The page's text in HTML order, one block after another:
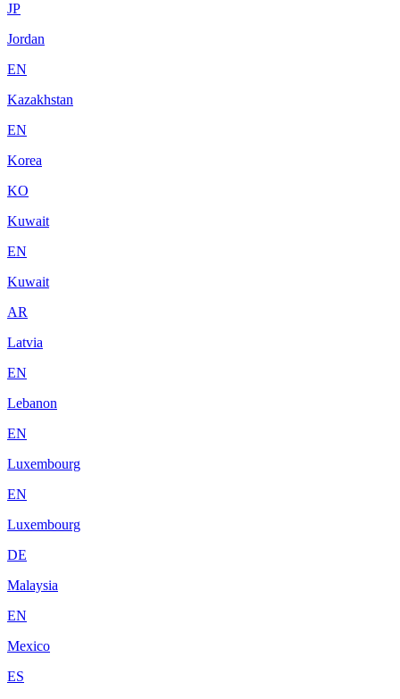
JP
Jordan
EN
Kazakhstan
EN
Korea
KO
Kuwait
EN
Kuwait
AR
Latvia
EN
Lebanon
EN
Luxembourg
EN
Luxembourg
DE
Malaysia
EN
Mexico
ES